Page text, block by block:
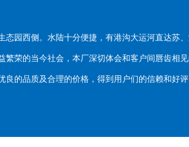
西侧。水陆十分便捷，有港沟大运河直达苏
的当今社会，本厂深切体会和客户间唇齿相见
品质及合理的价格，得到用户们的信赖和好评